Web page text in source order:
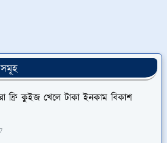
সমূহ
ফ্রি কুইজ খেলে টাকা ইনকাম বিকাশ